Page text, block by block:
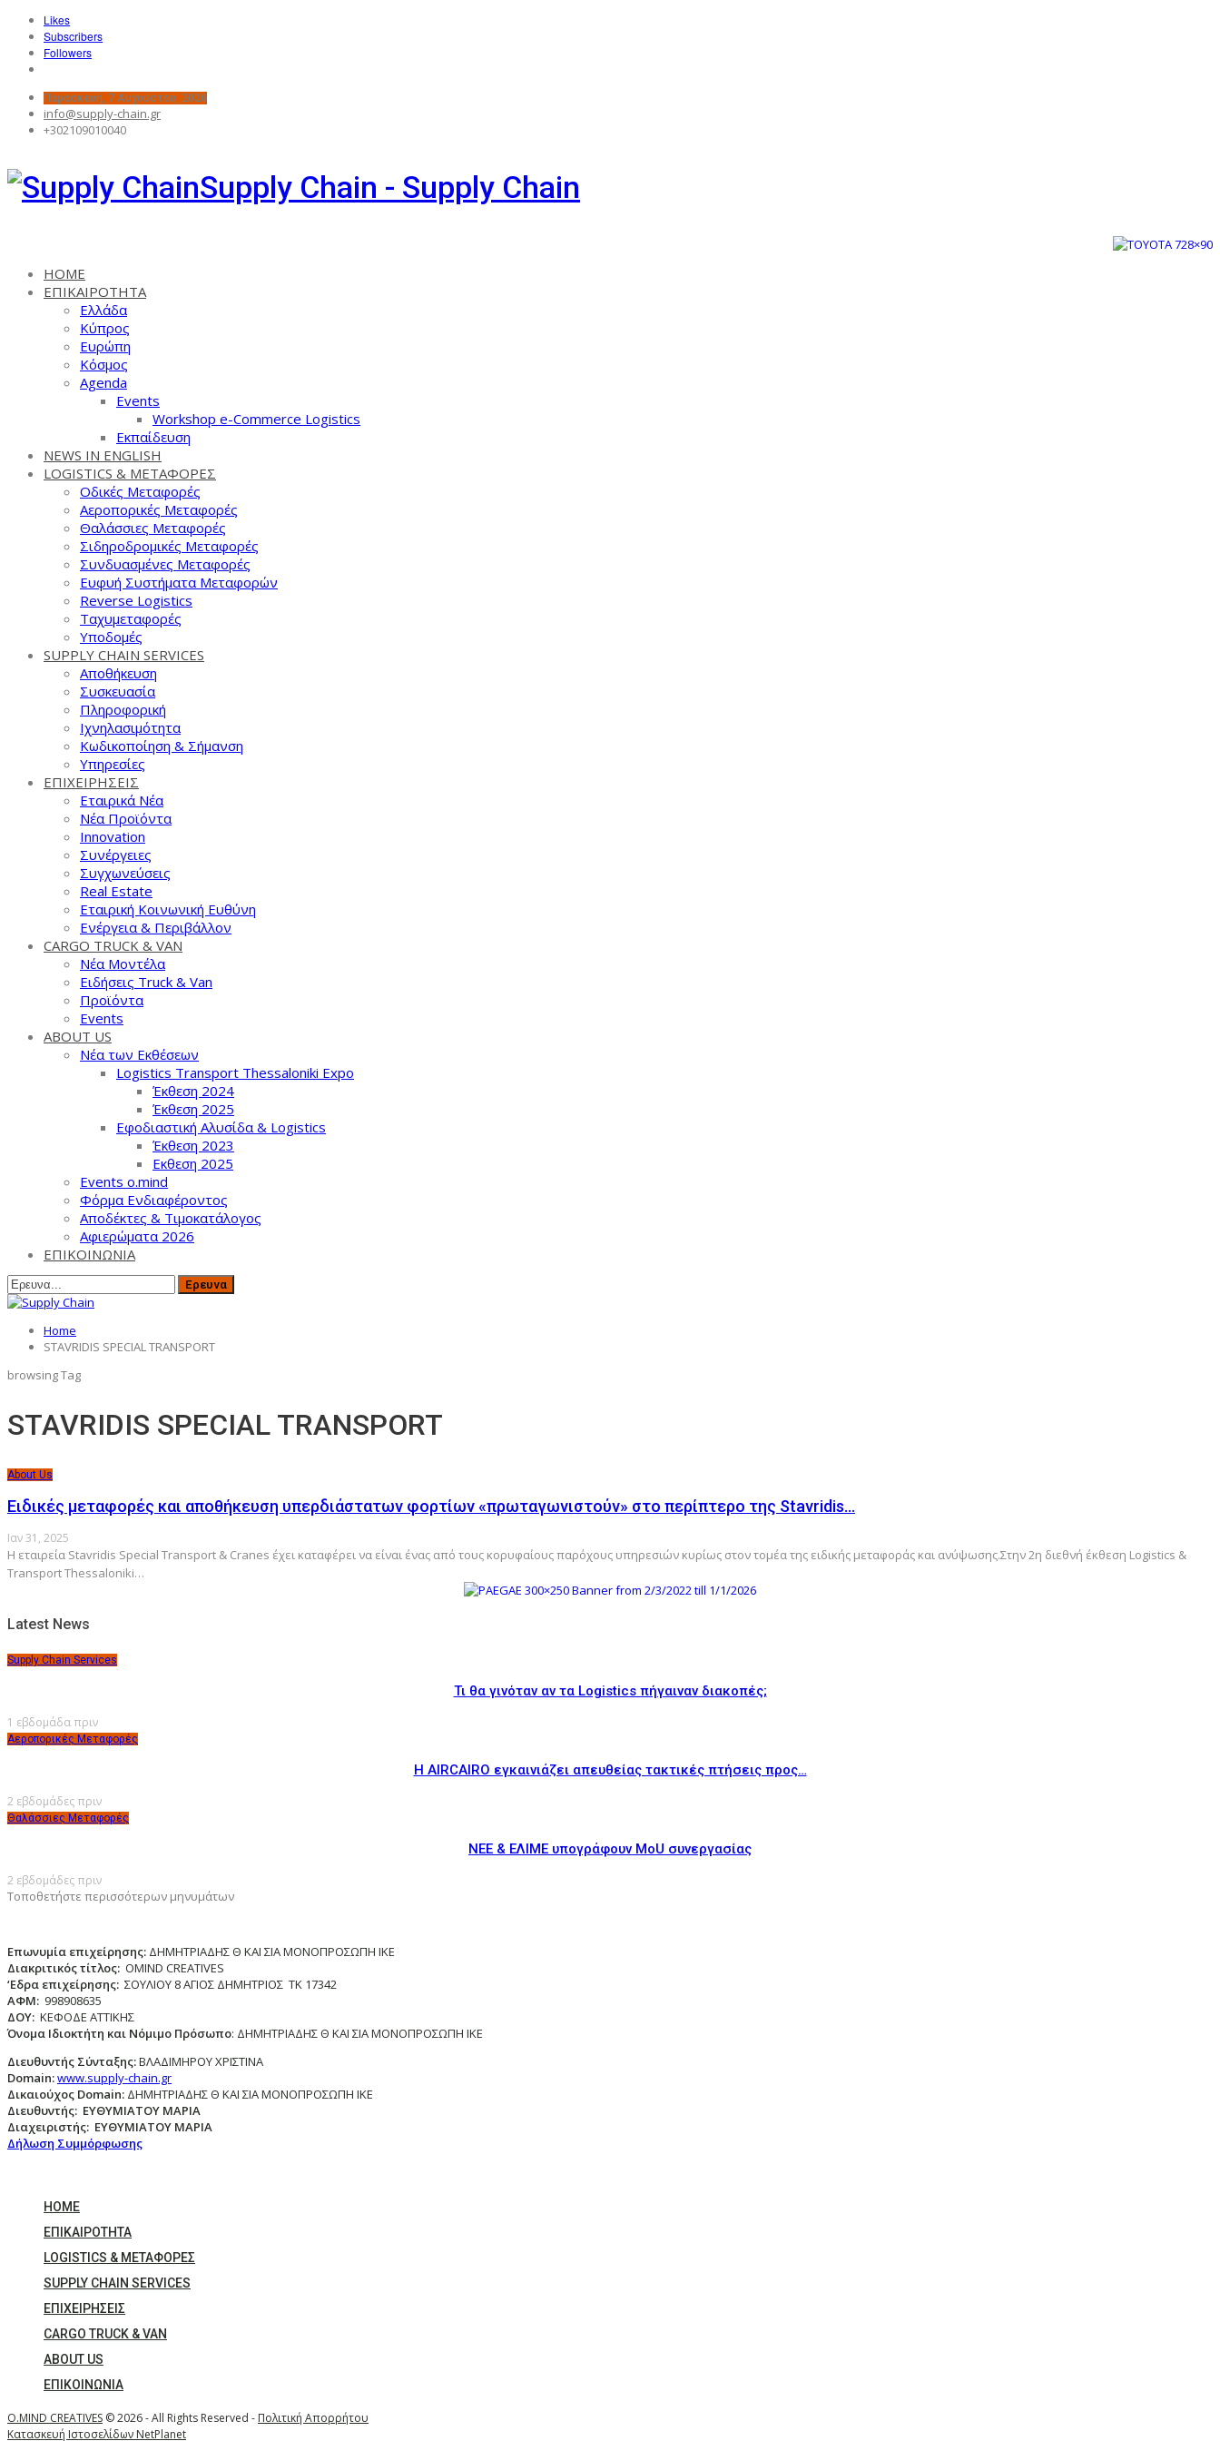
Likes
Subscribers
Followers
Παρασκευή, 7 Αυγούστου, 2026
info@supply-chain.gr
+302109010040
Supply Chain - Supply Chain
HOME
ΕΠΙΚΑΙΡΟΤΗΤΑ
Ελλάδα
Κύπρος
Ευρώπη
Κόσμος
Agenda
Events
Workshop e-Commerce Logistics
Εκπαίδευση
NEWS IN ENGLISH
LOGISTICS & ΜΕΤΑΦΟΡΕΣ
Οδικές Μεταφορές
Αεροπορικές Μεταφορές
Θαλάσσιες Μεταφορές
Σιδηροδρομικές Μεταφορές
Συνδυασμένες Μεταφορές
Ευφυή Συστήματα Μεταφορών
Reverse Logistics
Ταχυμεταφορές
Υποδομές
SUPPLY CHAIN SERVICES
Αποθήκευση
Συσκευασία
Πληροφορική
Ιχνηλασιμότητα
Κωδικοποίηση & Σήμανση
Υπηρεσίες
ΕΠΙΧΕΙΡΗΣΕΙΣ
Εταιρικά Νέα
Νέα Προϊόντα
Innovation
Συνέργειες
Συγχωνεύσεις
Real Estate
Εταιρική Κοινωνική Ευθύνη
Ενέργεια & Περιβάλλον
CARGO TRUCK & VAN
Νέα Μοντέλα
Ειδήσεις Truck & Van
Προϊόντα
Events
ABOUT US
Νέα των Εκθέσεων
Logistics Transport Thessaloniki Expo
Έκθεση 2024
Έκθεση 2025
Εφοδιαστική Αλυσίδα & Logistics
Έκθεση 2023
Εκθεση 2025
Events o.mind
Φόρμα Ενδιαφέροντος
Αποδέκτες & Τιμοκατάλογος
Αφιερώματα 2026
ΕΠΙΚΟΙΝΩΝΙΑ
Home
STAVRIDIS SPECIAL TRANSPORT
browsing Tag
STAVRIDIS SPECIAL TRANSPORT
About Us
Ειδικές μεταφορές και αποθήκευση υπερδιάστατων φορτίων «πρωταγωνιστούν» στο περίπτερο της Stavridis…
Ιαν 31, 2025
Η εταιρεία Stavridis Special Transport & Cranes έχει καταφέρει να είναι ένας από τους κορυφαίους παρόχους υπηρεσιών κυρίως στον τομέα της ειδικής μεταφοράς και ανύψωσης.Στην 2η διεθνή έκθεση Logistics &
Transport Thessaloniki…
Latest News
Supply Chain Services
Τι θα γινόταν αν τα Logistics πήγαιναν διακοπές;
1 εβδομάδα πριν
Αεροπορικές Μεταφορές
Η AIRCAIRO εγκαινιάζει απευθείας τακτικές πτήσεις προς…
2 εβδομάδες πριν
Θαλάσσιες Μεταφορές
ΝΕΕ & ΕΛΙΜΕ υπογράφουν MoU συνεργασίας
2 εβδομάδες πριν
Τοποθετήστε περισσότερων μηνυμάτων
Επωνυμία επιχείρησης: ΔΗΜΗΤΡΙΑΔΗΣ Θ ΚΑΙ ΣΙΑ ΜΟΝΟΠΡΟΣΩΠΗ ΙΚΕ
Διακριτικός τίτλος: ΟΜΙΝD CREATIVES
‘Eδρα επιχείρησης: ΣΟΥΛΙΟΥ 8 ΑΓΙΟΣ ΔΗΜΗΤΡΙΟΣ ΤΚ 17342
ΑΦΜ: 998908635
ΔΟΥ: ΚΕΦΟΔΕ ΑΤΤΙΚΗΣ
Όνομα Ιδιοκτήτη και Νόμιμο Πρόσωπο: ΔΗΜΗΤΡΙΑΔΗΣ Θ ΚΑΙ ΣΙΑ ΜΟΝΟΠΡΟΣΩΠΗ ΙΚΕ
Διευθυντής Σύνταξης:ΒΛΑΔΙΜΗΡΟΥ ΧΡΙΣΤΙΝΑ
Domain:www.supply-chain.gr
Δικαιούχος Domain: ΔΗΜΗΤΡΙΑΔΗΣ Θ ΚΑΙ ΣΙΑ ΜΟΝΟΠΡΟΣΩΠΗ ΙΚΕ
Διευθυντής: ΕΥΘΥΜΙΑΤΟΥ ΜΑΡΙΑ
Διαχειριστής: ΕΥΘΥΜΙΑΤΟΥ ΜΑΡΙΑ
Δήλωση Συμμόρφωσης
HOME
ΕΠΙΚΑΙΡΌΤΗΤΑ
LOGISTICS & ΜΕΤΑΦΟΡΕΣ
SUPPLY CHAIN SERVICES
ΕΠΙΧΕΙΡΗΣΕΙΣ
CARGO TRUCK & VAN
ABOUT US
ΕΠΙΚΟΙΝΩΝΊΑ
O.MIND CREATIVES © 2026 - All Rights Reserved - Πολιτική Απορρήτου
Κατασκευή Ιστοσελίδων NetPlanet